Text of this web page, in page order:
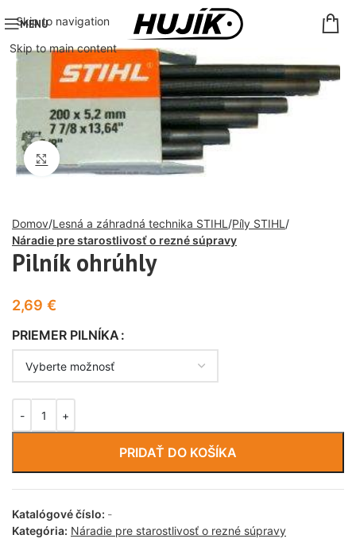
Skip to navigation
Skip to main content
MENU
Click to enlarge
Domov Lesná a záhradná technika STIHL
Píly STIHL
Náradie pre starostlivosť o rezné súpravy
Pilník ohrúhly
2,69 €
PRIEMER PILNÍKA
PRIDAŤ DO KOŠÍKA
Katalógové číslo: -
Kategória: Náradie pre starostlivosť o rezné súpravy